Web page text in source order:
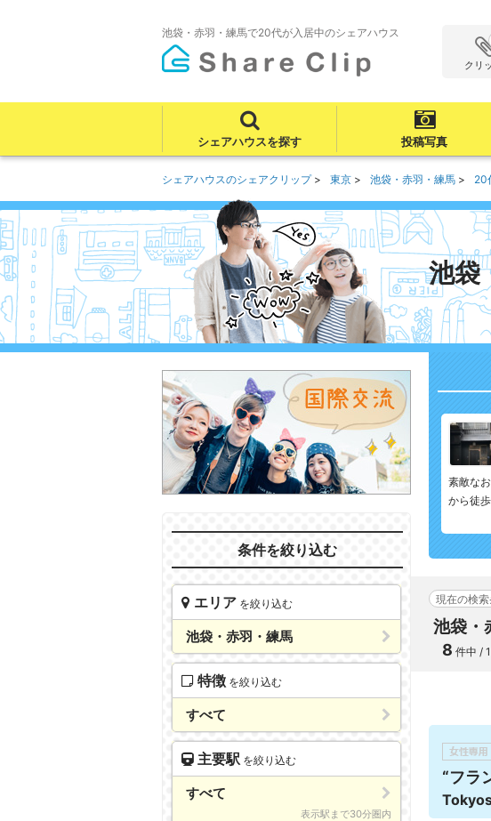
池袋・赤羽・練馬で20代が入居中のシェアハウス
クリ
シェアハウスを探す 投稿写真
シェアハウスのシェアクリップ 東京 池袋・赤羽・練馬 20
池袋
条件を絞り込む
エリア を絞り込む
池袋・赤羽・練馬
特徴 を絞り込む
すべて
主要駅 を絞り込む
すべて
表示駅まで30分圏内
素敵な
から徒
現在の検
池袋・
8 件中 /
“フラ